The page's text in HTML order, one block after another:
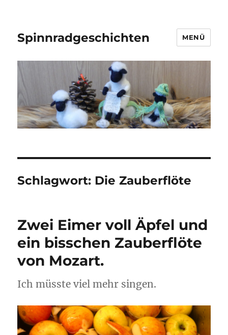
Spinnradgeschichten MENÜ
Schlagwort: Die Zauberflöte
Zwei Eimer voll Äpfel und
ein bisschen Zauberflöte
von Mozart.
Ich müsste viel mehr singen.